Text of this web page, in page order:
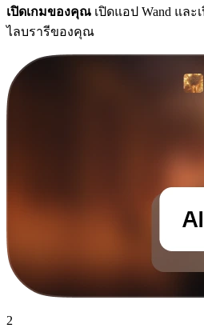
เปิดเกมของคุณ เปิดแอป Wand และ
ไลบรารีของคุณ
2